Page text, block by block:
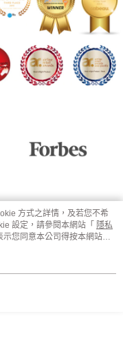
方式之詳情，及若您不希
設定，請參閱本網站「 隱私
您同意本公司得按本網站使